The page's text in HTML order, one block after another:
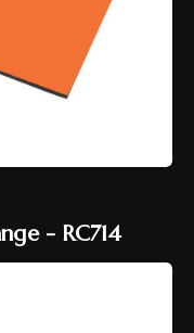
- RC714